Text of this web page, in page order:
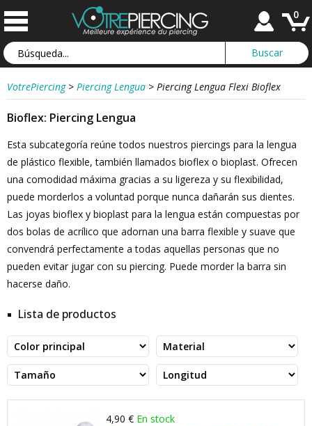
0
VotrePiercing > Piercing Lengua > Piercing Lengua Flexi Bioflex
Bioflex: Piercing Lengua
Esta subcategoría reúne todos nuestros piercings para la lengua
de plástico flexible, también llamados bioflex o bioplast. Ofrecen
una comodidad máxima gracias a su ligereza y su flexibilidad,
puede morderlos a voluntad porque nunca dañarán sus dientes.
Las joyas bioflex y bioplast para la lengua están compuestas por
dos bolas de acrílico que adornan una barra flexible y suave que
convendrá perfectamente a todas aquellas personas que no
pueden evitar jugar con su piercing. Puede morder la barra sin
hacerse daño.
Lista de productos
4,90 € En stock